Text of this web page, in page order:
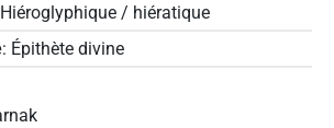
Hiéroglyphique / hiératique
: Épithète divine